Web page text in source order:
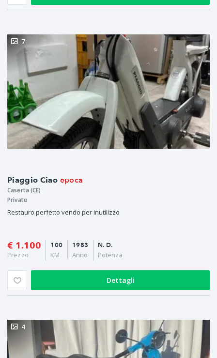
Piaggio Ciao epoca
7
Caserta (CE)
Privato
Restauro perfetto vendo per inutilizzo
€ 1.100
Prezzo
1983
Anno
100
KM
N. D.
Potenza
Dettagli
4